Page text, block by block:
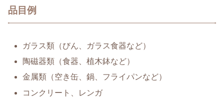
品目例
ガラス類（びん、ガラス食器など）
陶磁器類（食器、植木鉢など）
金属類（空き缶、鍋、フライパンなど）
コンクリート、レンガ